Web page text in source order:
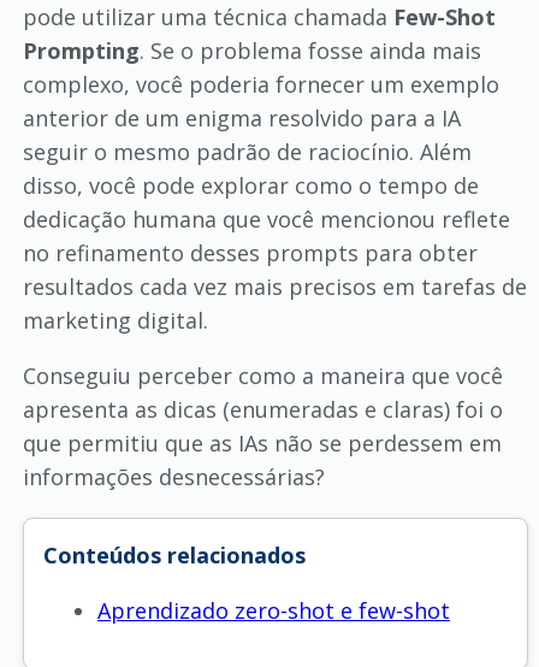
pode utilizar uma técnica chamada Few-Shot
Prompting. Se o problema fosse ainda mais
complexo, você poderia fornecer um exemplo
anterior de um enigma resolvido para a IA
seguir o mesmo padrão de raciocínio. Além
disso, você pode explorar como o tempo de
dedicação humana que você mencionou reflete
no refinamento desses prompts para obter
resultados cada vez mais precisos em tarefas de
marketing digital.
Conseguiu perceber como a maneira que você
apresenta as dicas (enumeradas e claras) foi o
que permitiu que as IAs não se perdessem em
informações desnecessárias?
Conteúdos relacionados
Aprendizado zero-shot e few-shot